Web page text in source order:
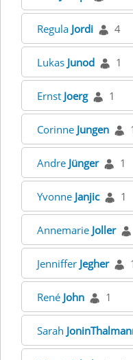
Regula Jordi 4
Lukas Junod 1
Ernst Joerg 1
Corinne Jungen
Andre Jünger 1
Yvonne Janjic 1
Annemarie Joller
Jenniffer Jegher
René John 1
Sarah